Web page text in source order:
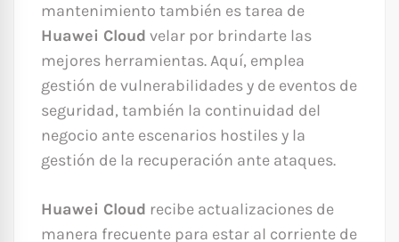
mantenimiento también es tarea de
Huawei Cloud velar por brindarte las
mejores herramientas. Aquí, emplea
gestión de vulnerabilidades y de eventos de
seguridad, también la continuidad del
negocio ante escenarios hostiles y la
gestión de la recuperación ante ataques.
Huawei Cloud recibe actualizaciones de
manera frecuente para estar al corriente de